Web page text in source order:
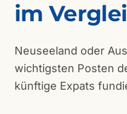
im
Neuseeland oder
wichtigsten Posten
künftige Expats